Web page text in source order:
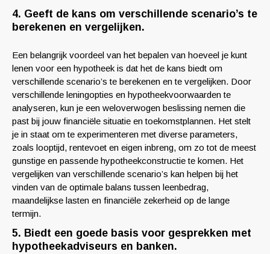
4. Geeft de kans om verschillende scenario’s te
berekenen en vergelijken.
Een belangrijk voordeel van het bepalen van hoeveel je kunt
lenen voor een hypotheek is dat het de kans biedt om
verschillende scenario’s te berekenen en te vergelijken. Door
verschillende leningopties en hypotheekvoorwaarden te
analyseren, kun je een weloverwogen beslissing nemen die
past bij jouw financiële situatie en toekomstplannen. Het stelt
je in staat om te experimenteren met diverse parameters,
zoals looptijd, rentevoet en eigen inbreng, om zo tot de meest
gunstige en passende hypotheekconstructie te komen. Het
vergelijken van verschillende scenario’s kan helpen bij het
vinden van de optimale balans tussen leenbedrag,
maandelijkse lasten en financiële zekerheid op de lange
termijn.
5. Biedt een goede basis voor gesprekken met
hypotheekadviseurs en banken.